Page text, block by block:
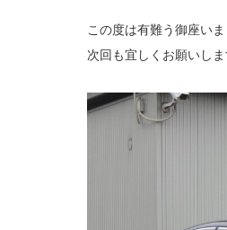
この度は有難う御座いま
次回も宜しくお願いしま